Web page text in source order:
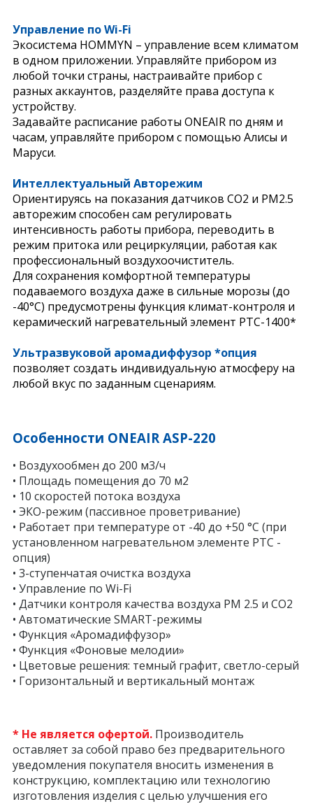
Управление по Wi-Fi
Экосистема HOMMYN – управление всем климатом
в одном приложении. Управляйте прибором из
любой точки страны, настраивайте прибор с
разных аккаунтов, разделяйте права доступа к
устройству.
Задавайте расписание работы ONEAIR по дням и
часам, управляйте прибором с помощью Алисы и
Маруси.
Интеллектуальный Авторежим
Ориентируясь на показания датчиков СО2 и РМ2.5
авторежим способен сам регулировать
интенсивность работы прибора, переводить в
режим притока или рециркуляции, работая как
профессиональный воздухоочиститель.
Для сохранения комфортной температуры
подаваемого воздуха даже в сильные морозы (до
-40°С) предусмотрены функция климат-контроля и
керамический нагревательный элемент РТС-1400*
Ультразвуковой аромадиффузор *опция
позволяет создать индивидуальную атмосферу на
любой вкус по заданным сценариям.
Особенности ONEAIR ASP-220
• Воздухообмен до 200 м3/ч
• Площадь помещения до 70 м2
• 10 скоростей потока воздуха
• ЭКО-режим (пассивное проветривание)
• Работает при температуре от -40 до +50 °С (при
установленном нагревательном элементе PTC -
опция)
• 3-ступенчатая очистка воздуха
• Управление по Wi-Fi
• Датчики контроля качества воздуха PM 2.5 и СО2
• Автоматические SMART-режимы
• Функция «Аромадиффузор»
• Функция «Фоновые мелодии»
• Цветовые решения: темный графит, светло-серый
• Горизонтальный и вертикальный монтаж
* Не является офертой. Производитель
оставляет за собой право без предварительного
уведомления покупателя вносить изменения в
конструкцию, комплектацию или технологию
изготовления изделия с целью улучшения его